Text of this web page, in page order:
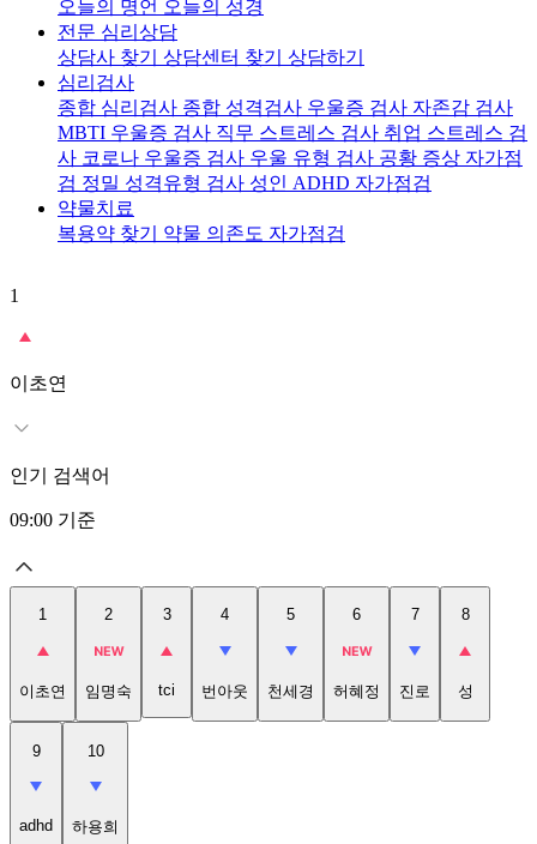
오늘의 명언 오늘의 성경
전문 심리상담
상담사 찾기 상담센터 찾기 상담하기
심리검사
종합 심리검사 종합 성격검사 우울증 검사 자존감 검사
MBTI 우울증 검사 직무 스트레스 검사 취업 스트레스 검
사 코로나 우울증 검사 우울 유형 검사 공황 증상 자가점
검 정밀 성격유형 검사 성인 ADHD 자가점검
약물치료
복용약 찾기 약물 의존도 자가점검
1
이초연
인기 검색어
09:00 기준
1
이초연
2
임명숙
3
tci
4
번아웃
5
천세경
6
허혜정
7
진로
8
성
9
adhd
10
하용희